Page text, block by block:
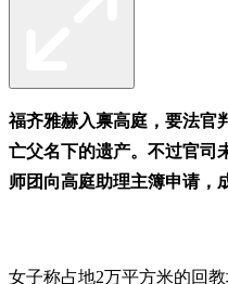
福齐雅赫入禀高庭，要法官
亡父名下的遗产。不过官司
师团向高庭助理主簿申请，
女子称占地2万平方米的回